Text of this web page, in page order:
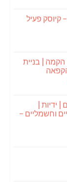
קיוסק פעיל
הקמה | בניית
| ידיות |
וחשמליים –